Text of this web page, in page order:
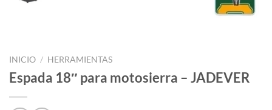
INICIO / HERRAMIENTAS
Espada 18″ para motosierra – JADEVER